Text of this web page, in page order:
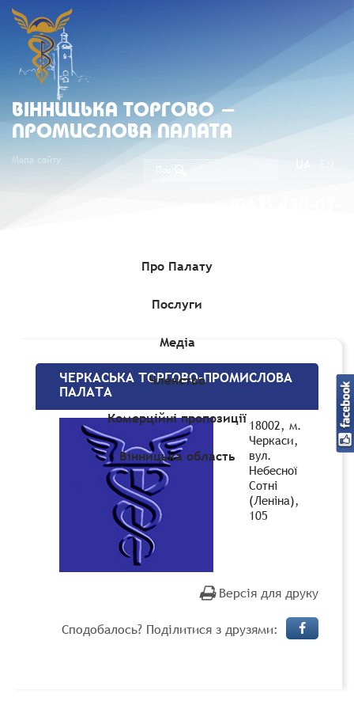
ВIННИЦЬКА ТОРГОВО -
ПРОМИСЛОВА ПАЛАТА
Мапа сайту
Про Палату
Послуги
Медіа
Членство
Комерційні пропозиції
Вінницька область
Регіональні палати»ЧЕРКАСЬКА ТОРГОВО-
ЧЕРКАСЬКА ТОРГОВО-ПРОМИСЛОВА
ПАЛАТА
18002, м.
Черкаси,
вул.
Небесної
Сотні
(Леніна),
105
Версія для друку
Сподобалось? Поділитися з друзями: